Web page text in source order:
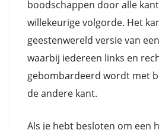
boodschappen door alle
willekeurige volgorde. Het
geestenwereld versie van
waarbij iedereen links en
gebombardeerd wordt met
de andere kant.
Als je hebt besloten om een